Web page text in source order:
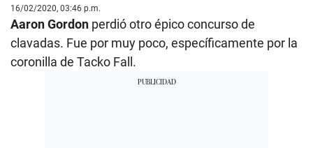
16/02/2020, 03:46 p.m.
Aaron Gordon perdió otro épico concurso de
clavadas. Fue por muy poco, específicamente por la
coronilla de Tacko Fall.